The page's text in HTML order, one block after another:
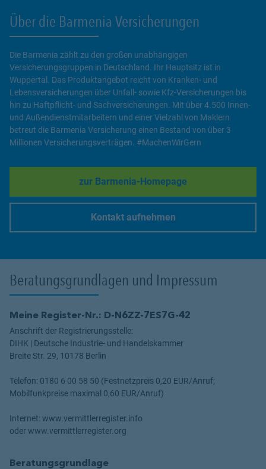
Über die Barmenia Versicherungen
Die Barmenia zählt zu den großen unabhängigen
Versicherungsgruppen in Deutschland. Ihr Hauptsitz ist in
Wuppertal. Das Produktangebot reicht von Kranken- und
Lebensversicherungen über Unfall- sowie Kfz-Versicherungen bis
hin zu Haftpflicht- und Sachversicherungen. Mit über 4.500 Innen-
und Außendienstmitarbeitern und einer Vielzahl von Maklern
betreut die Barmenia Versicherung einen Bestand von über 3
Millionen Versicherungsverträgen. #MachenWirGern
zur Barmenia-Homepage
Link Opens in New Tab
Kontakt aufnehmen
Beratungsgrundlagen und Impressum
Meine Register-Nr.: D-N6ZZ-7ES7G-42
Anschrift der Registrierungsstelle:
DIHK | Deutsche Industrie- und Handelskammer
Breite Str. 29, 10178 Berlin
Telefon: 0180 6 00 58 50 (Festnetzpreis 0,20 EUR/Anruf;
Mobilfunkpreise maximal 0,60 EUR/Anruf)
Internet: www.vermittlerregister.info
oder www.vermittlerregister.org
Beratungsgrundlage